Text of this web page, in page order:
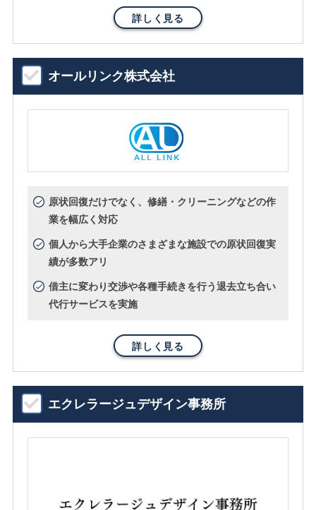
詳しく見る
オールリンク株式会社
原状回復だけでなく、修繕・クリーニングなどの作
業を幅広く対応
個人から大手企業のさまざまな施設での原状回復実
績が多数アリ
借主に変わり交渉や各種手続きを行う退去立ち合い
代行サービスを実施
詳しく見る
エクレラージュデザイン事務所